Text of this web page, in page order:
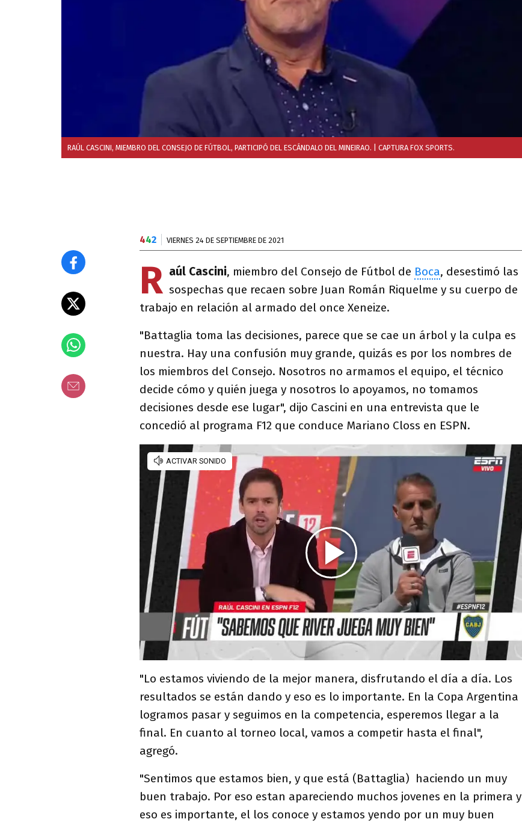
RAÚL CASCINI, MIEMBRO DEL CONSEJO DE FÚTBOL, PARTICIPÓ DEL ESCÁNDALO DEL MINEIRAO. | CAPTURA FOX SPORTS.
442 VIERNES 24 DE SEPTIEMBRE DE 2021
R aúl Cascini, miembro del Consejo de Fútbol de Boca, desestimó las
sospechas que recaen sobre Juan Román Riquelme y su cuerpo de
trabajo en relación al armado del once Xeneize.
"Battaglia toma las decisiones, parece que se cae un árbol y la culpa es
nuestra. Hay una confusión muy grande, quizás es por los nombres de
los miembros del Consejo. Nosotros no armamos el equipo, el técnico
decide cómo y quién juega y nosotros lo apoyamos, no tomamos
decisiones desde ese lugar", dijo Cascini en una entrevista que le
concedió al programa F12 que conduce Mariano Closs en ESPN.
"Lo estamos viviendo de la mejor manera, disfrutando el día a día. Los
resultados se están dando y eso es lo importante. En la Copa Argentina
logramos pasar y seguimos en la competencia, esperemos llegar a la
final. En cuanto al torneo local, vamos a competir hasta el final",
agregó.
"Sentimos que estamos bien, y que está (Battaglia) haciendo un muy
buen trabajo. Por eso estan apareciendo muchos jovenes en la primera y
eso es importante, el los conoce y estamos yendo por un muy buen